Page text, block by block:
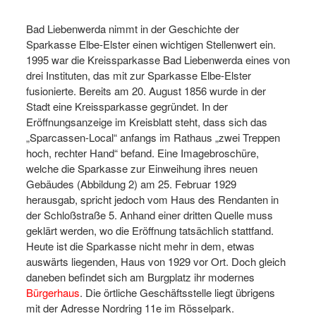
Bad Liebenwerda nimmt in der Geschichte der
Sparkasse Elbe-Elster einen wichtigen Stellenwert ein.
1995 war die Kreissparkasse Bad Liebenwerda eines von
drei Instituten, das mit zur Sparkasse Elbe-Elster
fusionierte. Bereits am 20. August 1856 wurde in der
Stadt eine Kreissparkasse gegründet. In der
Eröffnungsanzeige im Kreisblatt steht, dass sich das
„Sparcassen-Local“ anfangs im Rathaus „zwei Treppen
hoch, rechter Hand“ befand. Eine Imagebroschüre,
welche die Sparkasse zur Einweihung ihres neuen
Gebäudes (Abbildung 2) am 25. Februar 1929
herausgab, spricht jedoch vom Haus des Rendanten in
der Schloßstraße 5. Anhand einer dritten Quelle muss
geklärt werden, wo die Eröffnung tatsächlich stattfand.
Heute ist die Sparkasse nicht mehr in dem, etwas
auswärts liegenden, Haus von 1929 vor Ort. Doch gleich
daneben befindet sich am Burgplatz ihr modernes
Bürgerhaus. Die örtliche Geschäftsstelle liegt übrigens
mit der Adresse Nordring 11e im Rösselpark.